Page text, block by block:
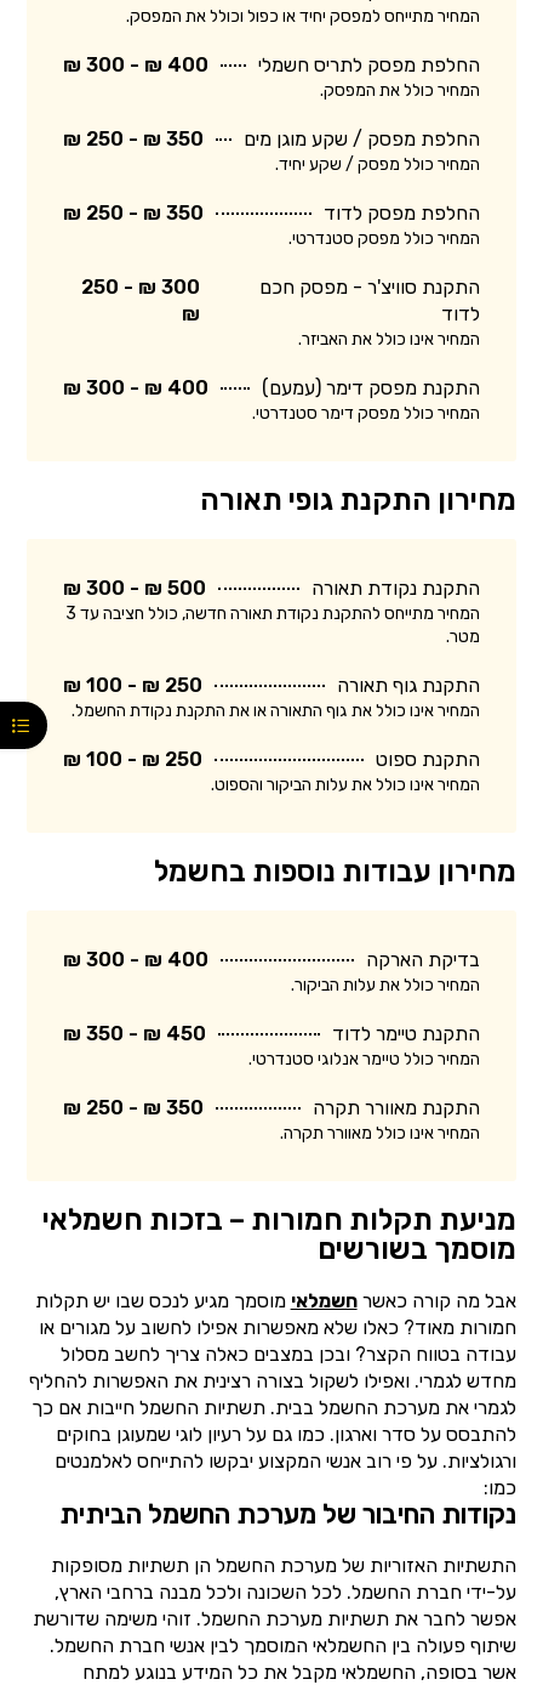
המחיר מתייחס למפסק יחיד או כפול וכולל את המפסק.
החלפת מפסק לתריס חשמלי 400 ₪ - 300 ₪
המחיר כולל את המפסק.
החלפת מפסק / שקע מוגן מים 350 ₪ - 250 ₪
המחיר כולל מפסק / שקע יחיד.
החלפת מפסק לדוד 350 ₪ - 250 ₪
המחיר כולל מפסק סטנדרטי.
התקנת סוויצ'ר - מפסק חכם
לדוד
300 ₪ - 250
₪
המחיר אינו כולל את האביזר.
התקנת מפסק דימר (עמעם) 400 ₪ - 300 ₪
המחיר כולל מפסק דימר סטנדרטי.
מחירון התקנת גופי תאורה
התקנת נקודת תאורה 500 ₪ - 300 ₪
המחיר מתייחס להתקנת נקודת תאורה חדשה, כולל חציבה עד 3
מטר.
התקנת גוף תאורה 250 ₪ - 100 ₪
המחיר אינו כולל את גוף התאורה או את התקנת נקודת החשמל.
התקנת ספוט 250 ₪ - 100 ₪
המחיר אינו כולל את עלות הביקור והספוט.
מחירון עבודות נוספות בחשמל
בדיקת הארקה 400 ₪ - 300 ₪
המחיר כולל את עלות הביקור.
התקנת טיימר לדוד 450 ₪ - 350 ₪
המחיר כולל טיימר אנלוגי סטנדרטי.
התקנת מאוורר תקרה 350 ₪ - 250 ₪
המחיר אינו כולל מאוורר תקרה.
מניעת תקלות חמורות – בזכות חשמלאי
מוסמך בשורשים
אבל מה קורה כאשרחשמלאי מוסמך מגיע לנכס שבו יש תקלות
חמורות מאוד? כאלו שלא מאפשרות אפילו לחשוב על מגורים או
עבודה בטווח הקצר? ובכן במצבים כאלה צריך לחשב מסלול
מחדש לגמרי. ואפילו לשקול בצורה רצינית את האפשרות להחליף
לגמרי את מערכת החשמל בבית. תשתיות החשמל חייבות אם כך
להתבסס על סדר וארגון. כמו גם על רעיון לוגי שמעוגן בחוקים
ורגולציות. על פי רוב אנשי המקצוע יבקשו להתייחס לאלמנטים
כמו:
נקודות החיבור של מערכת החשמל הביתית
התשתיות האזוריות של מערכת החשמל הן תשתיות מסופקות
על-ידי חברת החשמל. לכל השכונה ולכל מבנה ברחבי הארץ,
אפשר לחבר את תשתיות מערכת החשמל. זוהי משימה שדורשת
שיתוף פעולה בין החשמלאי המוסמך לבין אנשי חברת החשמל.
אשר בסופה, החשמלאי מקבל את כל המידע בנוגע למתח